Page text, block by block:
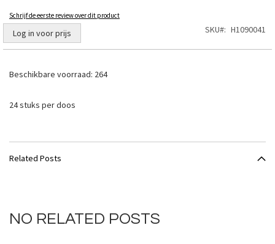
Schrijf de eerste review over dit product
Log in voor prijs SKU H1090041
Beschikbare voorraad: 264
24 stuks per doos
afbeeldingen-
gallerij
Related Posts
NO RELATED POSTS